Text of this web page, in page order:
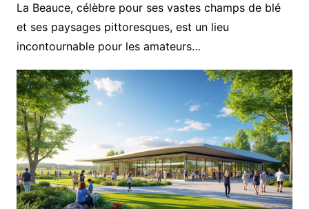
La Beauce, célèbre pour ses vastes champs de blé
et ses paysages pittoresques, est un lieu
incontournable pour les amateurs…